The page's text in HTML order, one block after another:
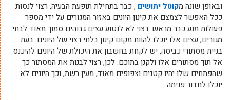
ובאופן שונה מקוטל יתושים , כבר בתחילת תופעת הבעיה, רצוי לנסות
ככל האפשר לצמצם את קינון היונים באזור המגורים על ידי מספר
פעולות מנע כבר מראש. רצוי לא לנטוע עצים גבוהים סמוך מאוד לבתי
מגורים, עצים אלו יוכלו להוות מקום קינון בלתי רצוי של היונים. בעת
בניית מסתורי כביסה, יש לקחת בחשבון את היכולת של היונים להיכנס
אל תוך מסתורים אלו ולקנן בתוכם. לכן, רצוי לבנות את המסתור כך
שהפתחים שלו יהיו קטנים וצפופים מאוד, מעין רשת, וכך היונים לא
יוכלו לחדור פנימה.